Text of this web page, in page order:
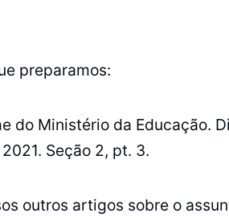
preparamos:
do Ministério da Educação.
Seção 2, pt. 3.
outros artigos sobre o